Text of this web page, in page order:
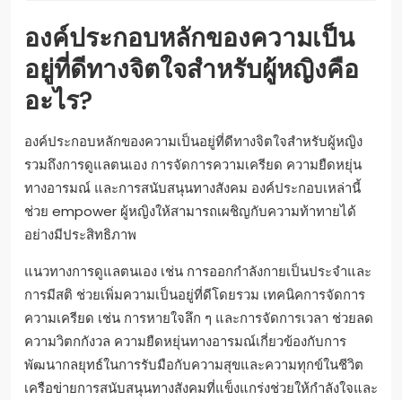
องค์ประกอบหลักของความเป็น
อยู่ที่ดีทางจิตใจสำหรับผู้หญิงคือ
อะไร?
องค์ประกอบหลักของความเป็นอยู่ที่ดีทางจิตใจสำหรับผู้หญิง
รวมถึงการดูแลตนเอง การจัดการความเครียด ความยืดหยุ่น
ทางอารมณ์ และการสนับสนุนทางสังคม องค์ประกอบเหล่านี้
ช่วย empower ผู้หญิงให้สามารถเผชิญกับความท้าทายได้
อย่างมีประสิทธิภาพ
แนวทางการดูแลตนเอง เช่น การออกกำลังกายเป็นประจำและ
การมีสติ ช่วยเพิ่มความเป็นอยู่ที่ดีโดยรวม เทคนิคการจัดการ
ความเครียด เช่น การหายใจลึก ๆ และการจัดการเวลา ช่วยลด
ความวิตกกังวล ความยืดหยุ่นทางอารมณ์เกี่ยวข้องกับการ
พัฒนากลยุทธ์ในการรับมือกับความสุขและความทุกข์ในชีวิต
เครือข่ายการสนับสนุนทางสังคมที่แข็งแกร่งช่วยให้กำลังใจและ